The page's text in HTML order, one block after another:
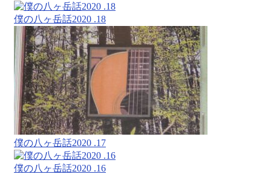
僕の八ヶ岳話2020 .18
僕の八ヶ岳話2020 .17
僕の八ヶ岳話2020 .16